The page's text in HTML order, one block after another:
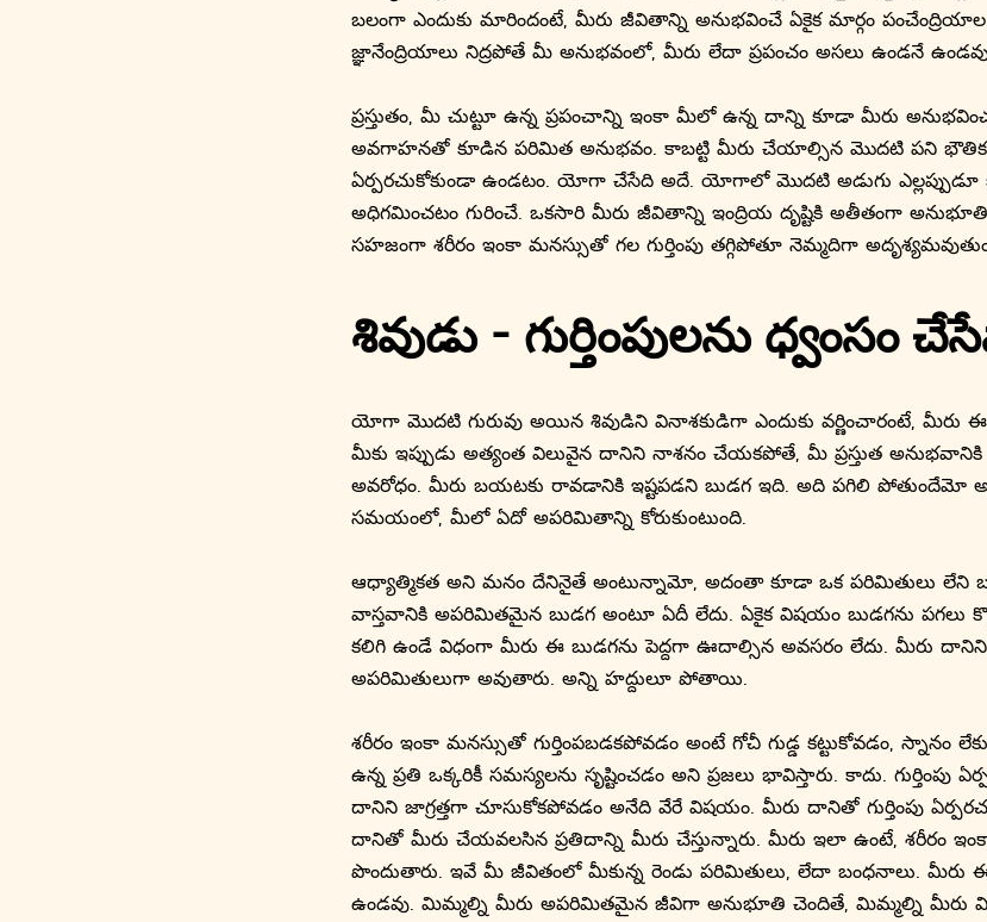
బలంగా ఎందుకు మారిందంటే, మీరు జీవితాన్ని అనుభవించే ఏకైక మార్గం
జ్ఞానేంద్రియాలు నిద్రపోతే మీ అనుభవంలో, మీరు లేదా ప్రపంచం అసలు ఉండనే
ప్రస్తుతం, మీ చుట్టూ ఉన్న ప్రపంచాన్ని ఇంకా మీలో ఉన్న దాన్ని కూడా మీరు
అవగాహనతో కూడిన పరిమిత అనుభవం. కాబట్టి మీరు చేయాల్సిన మొదటి పని భౌతిక
ఏర్పరచుకోకుండా ఉండటం. యోగా చేసేది అదే. యోగాలో మొదటి అడుగు ఎల్లప్పుడూ
అధిగమించటం గురించే. ఒకసారి మీరు జీవితాన్ని ఇంద్రియ దృష్టికి అతీతంగా
సహజంగా శరీరం ఇంకా మనస్సుతో గల గుర్తింపు తగ్గిపోతూ నెమ్మదిగా
శివుడు - గుర్తింపులను ధ్వంసం
యోగా మొదటి గురువు అయిన శివుడిని వినాశకుడిగా ఎందుకు వర్ణించారంటే, మీరు ఈ
మీకు ఇప్పుడు అత్యంత విలువైన దానిని నాశనం చేయకపోతే, మీ ప్రస్తుత
అవరోధం. మీరు బయటకు రావడానికి ఇష్టపడని బుడగ ఇది. అది పగిలి
సమయంలో, మీలో ఏదో అపరిమితాన్ని కోరుకుంటుంది.
ఆధ్యాత్మికత అని మనం దేనినైతే అంటున్నామో, అదంతా కూడా ఒక పరిమితులు లేని
వాస్తవానికి అపరిమితమైన బుడగ అంటూ ఏదీ లేదు. ఏకైక విషయం బుడగను పగలు
కలిగి ఉండే విధంగా మీరు ఈ బుడగను పెద్దగా ఊదాల్సిన అవసరం లేదు. మీరు దానిని
అపరిమితులుగా అవుతారు. అన్ని హద్దులూ పోతాయి.
శరీరం ఇంకా మనస్సుతో గుర్తింపబడకపోవడం అంటే గోచీ గుడ్డ కట్టుకోవడం, స్నానం
ఉన్న ప్రతి ఒక్కరికీ సమస్యలను సృష్టించడం అని ప్రజలు భావిస్తారు. కాదు. గుర్తింపు
దానిని జాగ్రత్తగా చూసుకోకపోవడం అనేది వేరే విషయం. మీరు దానితో గుర్తింపు
దానితో మీరు చేయవలసిన ప్రతిదాన్ని మీరు చేస్తున్నారు. మీరు ఇలా ఉంటే, శరీరం ఇంకా
పొందుతారు. ఇవే మీ జీవితంలో మీకున్న రెండు పరిమితులు, లేదా బంధనాలు. మీరు
ఉండవు. మిమ్మల్ని మీరు అపరిమితమైన జీవిగా అనుభూతి చెందితే, మిమ్మల్ని మీరు